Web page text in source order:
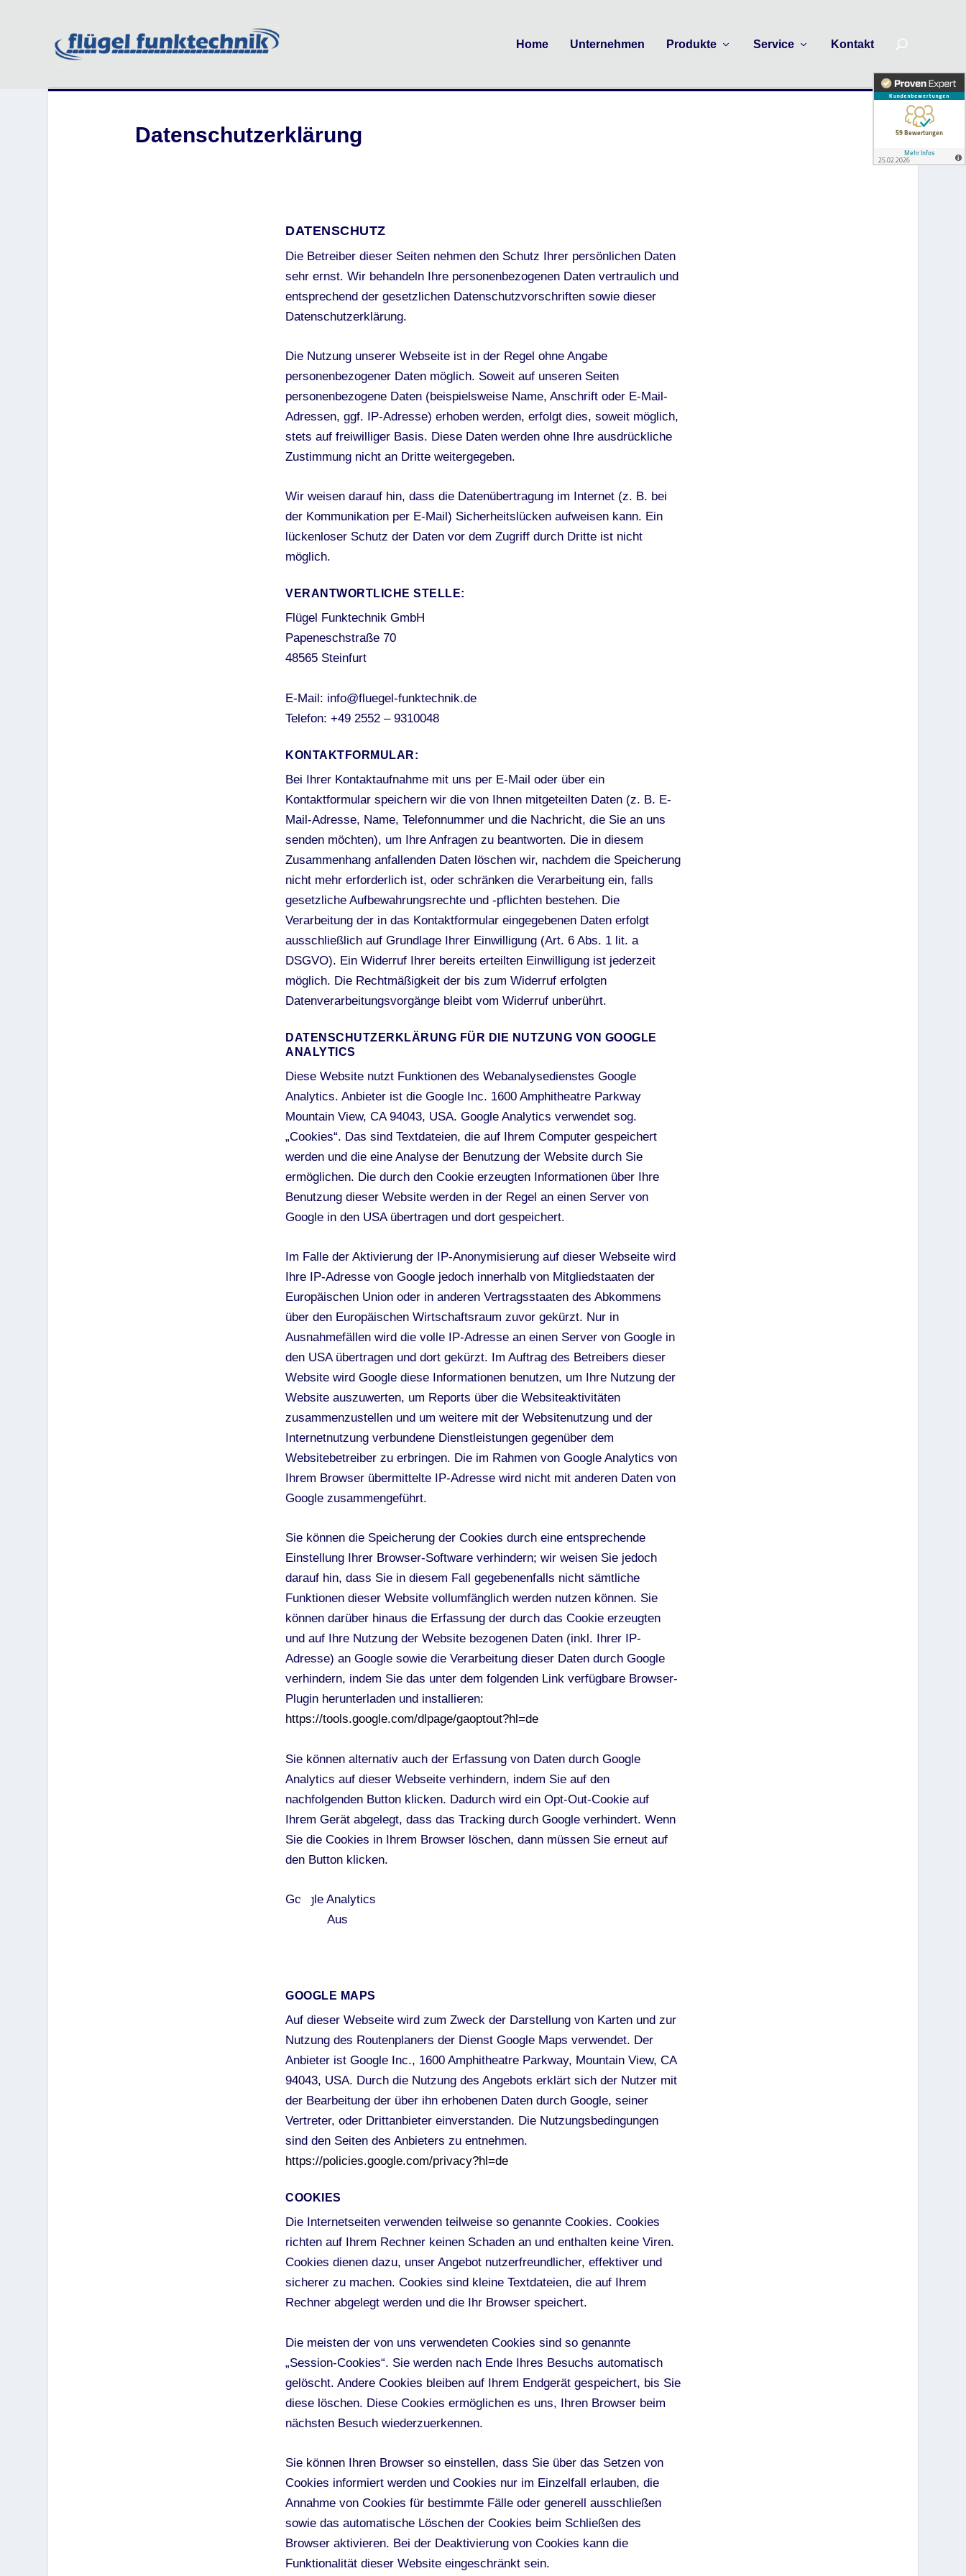
Home Unternehmen Produkte Service Kontakt
Datenschutzerklärung
DATENSCHUTZ
Die Betreiber dieser Seiten nehmen den Schutz Ihrer persönlichen Daten
sehr ernst. Wir behandeln Ihre personenbezogenen Daten vertraulich und
entsprechend der gesetzlichen Datenschutzvorschriften sowie dieser
Datenschutzerklärung.
Die Nutzung unserer Webseite ist in der Regel ohne Angabe
personenbezogener Daten möglich. Soweit auf unseren Seiten
personenbezogene Daten (beispielsweise Name, Anschrift oder E-Mail-
Adressen, ggf. IP-Adresse) erhoben werden, erfolgt dies, soweit möglich,
stets auf freiwilliger Basis. Diese Daten werden ohne Ihre ausdrückliche
Zustimmung nicht an Dritte weitergegeben.
Wir weisen darauf hin, dass die Datenübertragung im Internet (z. B. bei
der Kommunikation per E-Mail) Sicherheitslücken aufweisen kann. Ein
lückenloser Schutz der Daten vor dem Zugriff durch Dritte ist nicht
möglich.
VERANTWORTLICHE STELLE:
Flügel Funktechnik GmbH
Papeneschstraße 70
48565 Steinfurt
E-Mail: info@fluegel-funktechnik.de
Telefon: +49 2552 – 9310048
KONTAKTFORMULAR:
Bei Ihrer Kontaktaufnahme mit uns per E-Mail oder über ein
Kontaktformular speichern wir die von Ihnen mitgeteilten Daten (z. B. E-
Mail-Adresse, Name, Telefonnummer und die Nachricht, die Sie an uns
senden möchten), um Ihre Anfragen zu beantworten. Die in diesem
Zusammenhang anfallenden Daten löschen wir, nachdem die Speicherung
nicht mehr erforderlich ist, oder schränken die Verarbeitung ein, falls
gesetzliche Aufbewahrungsrechte und -pflichten bestehen. Die
Verarbeitung der in das Kontaktformular eingegebenen Daten erfolgt
ausschließlich auf Grundlage Ihrer Einwilligung (Art. 6 Abs. 1 lit. a
DSGVO). Ein Widerruf Ihrer bereits erteilten Einwilligung ist jederzeit
möglich. Die Rechtmäßigkeit der bis zum Widerruf erfolgten
Datenverarbeitungsvorgänge bleibt vom Widerruf unberührt.
DATENSCHUTZERKLÄRUNG FÜR DIE NUTZUNG VON GOOGLE
ANALYTICS
Diese Website nutzt Funktionen des Webanalysedienstes Google
Analytics. Anbieter ist die Google Inc. 1600 Amphitheatre Parkway
Mountain View, CA 94043, USA. Google Analytics verwendet sog.
„Cookies“. Das sind Textdateien, die auf Ihrem Computer gespeichert
werden und die eine Analyse der Benutzung der Website durch Sie
ermöglichen. Die durch den Cookie erzeugten Informationen über Ihre
Benutzung dieser Website werden in der Regel an einen Server von
Google in den USA übertragen und dort gespeichert.
Im Falle der Aktivierung der IP-Anonymisierung auf dieser Webseite wird
Ihre IP-Adresse von Google jedoch innerhalb von Mitgliedstaaten der
Europäischen Union oder in anderen Vertragsstaaten des Abkommens
über den Europäischen Wirtschaftsraum zuvor gekürzt. Nur in
Ausnahmefällen wird die volle IP-Adresse an einen Server von Google in
den USA übertragen und dort gekürzt. Im Auftrag des Betreibers dieser
Website wird Google diese Informationen benutzen, um Ihre Nutzung der
Website auszuwerten, um Reports über die Websiteaktivitäten
zusammenzustellen und um weitere mit der Websitenutzung und der
Internetnutzung verbundene Dienstleistungen gegenüber dem
Websitebetreiber zu erbringen. Die im Rahmen von Google Analytics von
Ihrem Browser übermittelte IP-Adresse wird nicht mit anderen Daten von
Google zusammengeführt.
Sie können die Speicherung der Cookies durch eine entsprechende
Einstellung Ihrer Browser-Software verhindern; wir weisen Sie jedoch
darauf hin, dass Sie in diesem Fall gegebenenfalls nicht sämtliche
Funktionen dieser Website vollumfänglich werden nutzen können. Sie
können darüber hinaus die Erfassung der durch das Cookie erzeugten
und auf Ihre Nutzung der Website bezogenen Daten (inkl. Ihrer IP-
Adresse) an Google sowie die Verarbeitung dieser Daten durch Google
verhindern, indem Sie das unter dem folgenden Link verfügbare Browser-
Plugin herunterladen und installieren:
https://tools.google.com/dlpage/gaoptout?hl=de
Sie können alternativ auch der Erfassung von Daten durch Google
Analytics auf dieser Webseite verhindern, indem Sie auf den
nachfolgenden Button klicken. Dadurch wird ein Opt-Out-Cookie auf
Ihrem Gerät abgelegt, dass das Tracking durch Google verhindert. Wenn
Sie die Cookies in Ihrem Browser löschen, dann müssen Sie erneut auf
den Button klicken.
Google Analytics
Aus
GOOGLE MAPS
Auf dieser Webseite wird zum Zweck der Darstellung von Karten und zur
Nutzung des Routenplaners der Dienst Google Maps verwendet. Der
Anbieter ist Google Inc., 1600 Amphitheatre Parkway, Mountain View, CA
94043, USA. Durch die Nutzung des Angebots erklärt sich der Nutzer mit
der Bearbeitung der über ihn erhobenen Daten durch Google, seiner
Vertreter, oder Drittanbieter einverstanden. Die Nutzungsbedingungen
sind den Seiten des Anbieters zu entnehmen.
https://policies.google.com/privacy?hl=de
COOKIES
Die Internetseiten verwenden teilweise so genannte Cookies. Cookies
richten auf Ihrem Rechner keinen Schaden an und enthalten keine Viren.
Cookies dienen dazu, unser Angebot nutzerfreundlicher, effektiver und
sicherer zu machen. Cookies sind kleine Textdateien, die auf Ihrem
Rechner abgelegt werden und die Ihr Browser speichert.
Die meisten der von uns verwendeten Cookies sind so genannte
„Session-Cookies“. Sie werden nach Ende Ihres Besuchs automatisch
gelöscht. Andere Cookies bleiben auf Ihrem Endgerät gespeichert, bis Sie
diese löschen. Diese Cookies ermöglichen es uns, Ihren Browser beim
nächsten Besuch wiederzuerkennen.
Sie können Ihren Browser so einstellen, dass Sie über das Setzen von
Cookies informiert werden und Cookies nur im Einzelfall erlauben, die
Annahme von Cookies für bestimmte Fälle oder generell ausschließen
sowie das automatische Löschen der Cookies beim Schließen des
Browser aktivieren. Bei der Deaktivierung von Cookies kann die
Funktionalität dieser Website eingeschränkt sein.